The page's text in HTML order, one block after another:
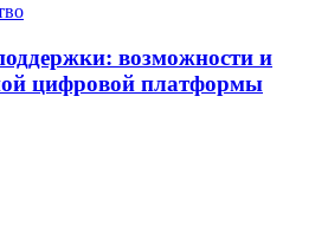
возможности и
цифровой платформы